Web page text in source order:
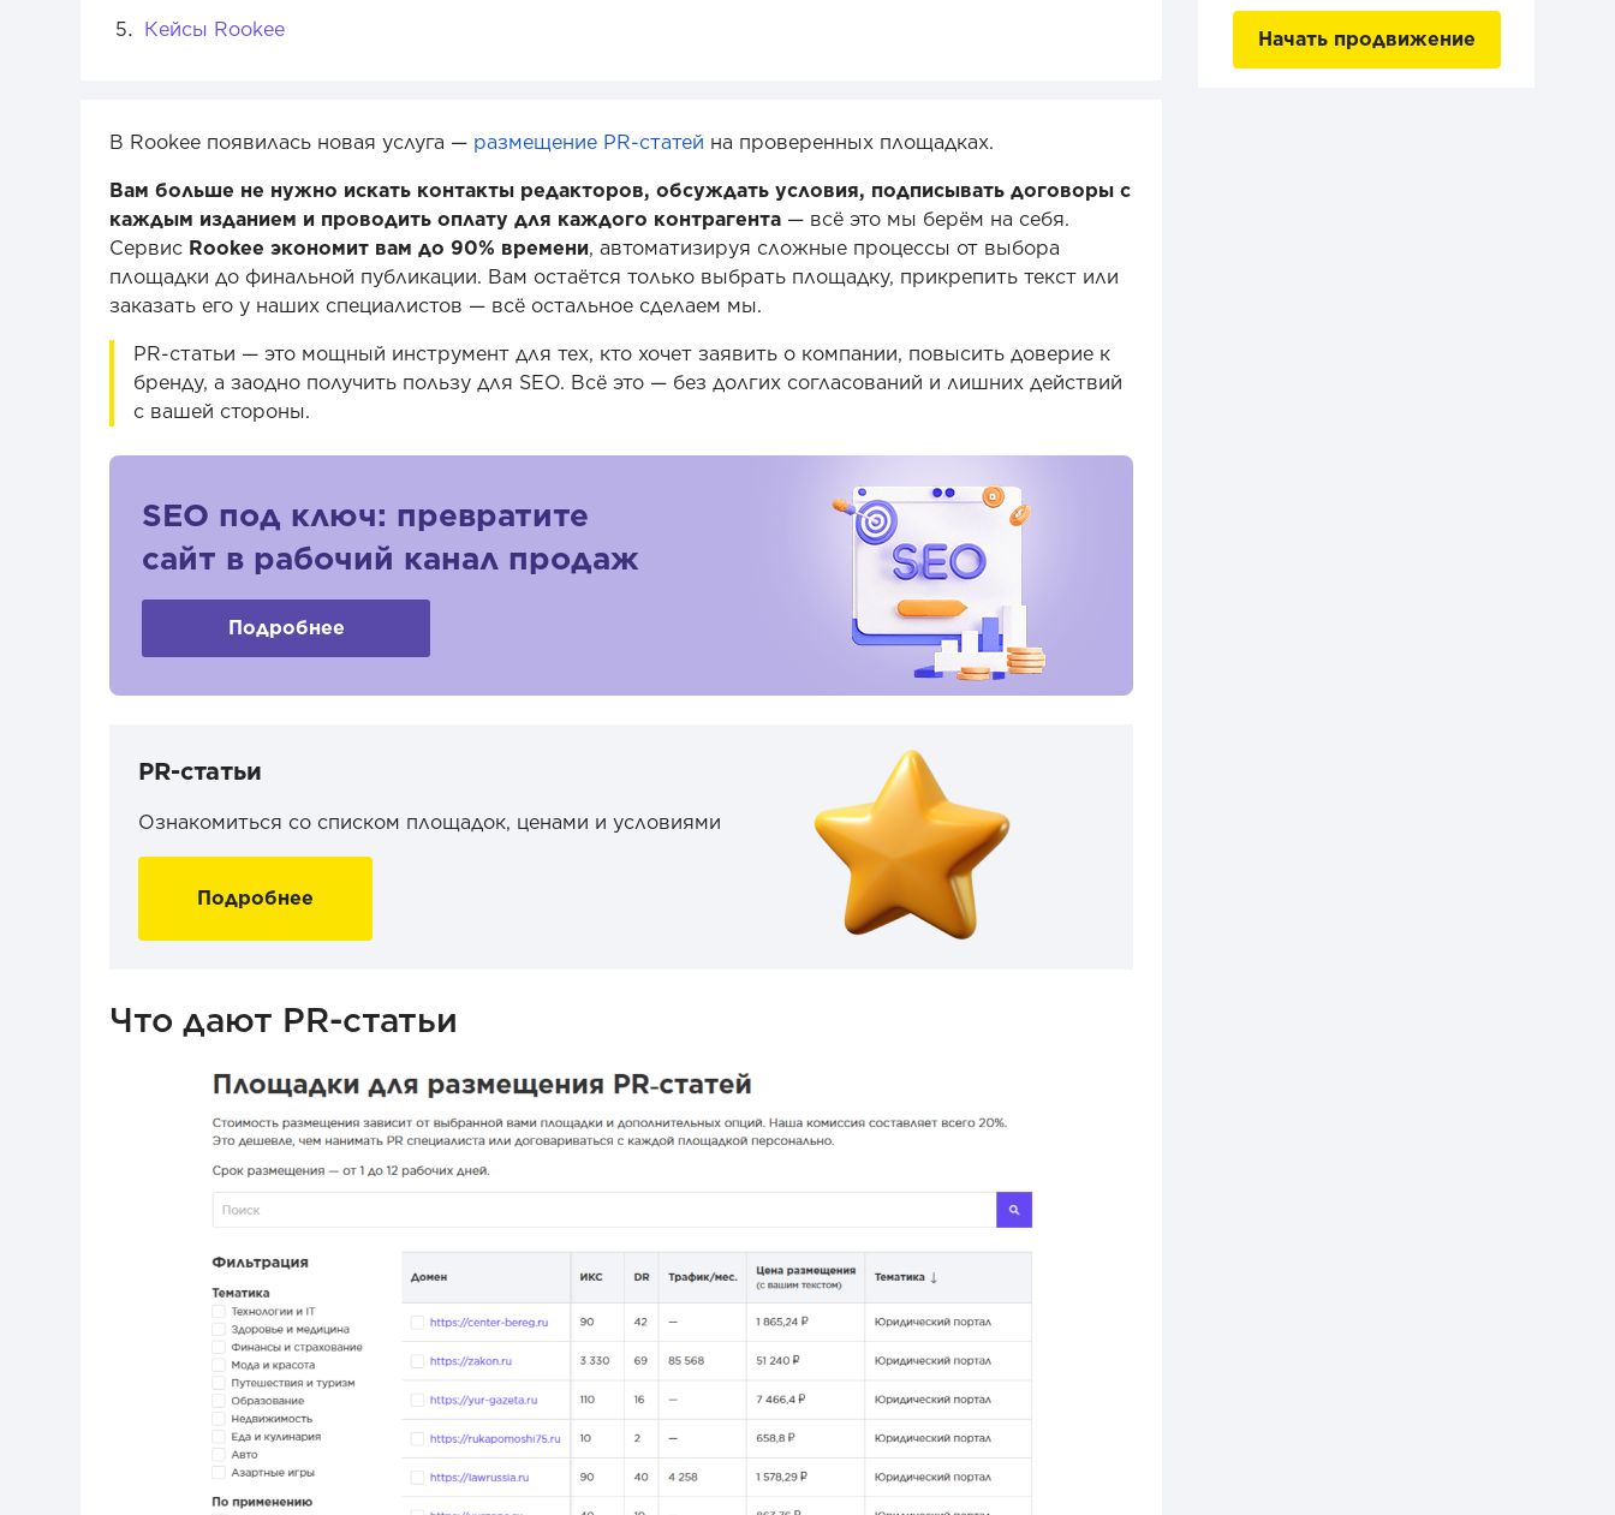
Кейсы Rookee
В Rookee появилась новая услуга — размещение PR-статей на проверенных площадках.
Вам больше не нужно искать контакты редакторов, обсуждать условия, подписывать договоры с
каждым изданием и проводить оплату для каждого контрагента — всё это мы берём на себя.
Сервис Rookee экономит вам до 90% времени, автоматизируя сложные процессы от выбора
площадки до финальной публикации. Вам остаётся только выбрать площадку, прикрепить текст или
заказать его у наших специалистов — всё остальное сделаем мы.
PR-статьи — это мощный инструмент для тех, кто хочет заявить о компании, повысить доверие к
бренду, а заодно получить пользу для SEO. Всё это — без долгих согласований и лишних действий
с вашей стороны.
SEO под ключ: превратите
сайт в рабочий канал продаж
Подробнее
PR-статьи
Ознакомиться со списком площадок, ценами и условиями
Подробнее
Что дают PR-статьи
Начать продвижение